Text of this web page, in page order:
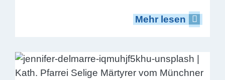
Mehr lesen
Mehr lesen